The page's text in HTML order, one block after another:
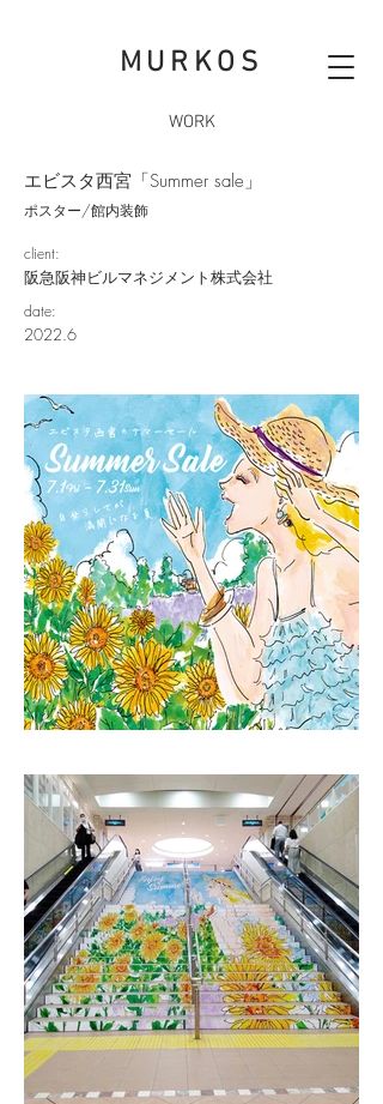
MURKOS
WORK
エビスタ西宮「Summer sale」
ポスター/館内装飾
client:
阪急阪神ビルマネジメント株式会社
date:
2022.6